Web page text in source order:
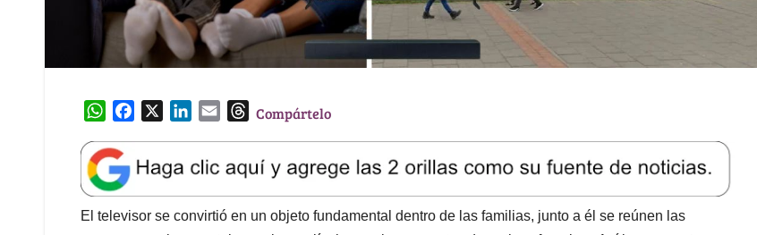
W
a
t
s
A
e
b
o
k
e
d
l
T
e
a
d
Compártelo
El televisor se convirtió en un objeto fundamental dentro de las familias, junto a él se reúnen las